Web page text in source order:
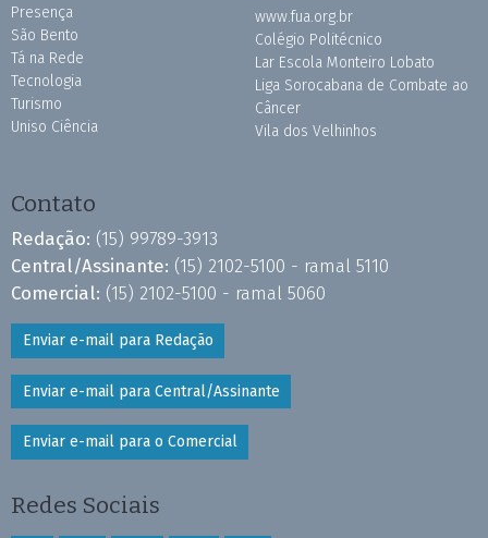
Presença
São Bento
Tá na Rede
Tecnologia
Turismo
Uniso Ciência
www.fua.org.br
Colégio Politécnico
Lar Escola Monteiro Lobato
Liga Sorocabana de Combate ao
Câncer
Vila dos Velhinhos
Contato
Redação: (15) 99789-3913
Central/Assinante: (15) 2102-5100 - ramal 5110
Comercial: (15) 2102-5100 - ramal 5060
Enviar e-mail para Redação
Enviar e-mail para Central/Assinante
Enviar e-mail para o Comercial
Redes Sociais